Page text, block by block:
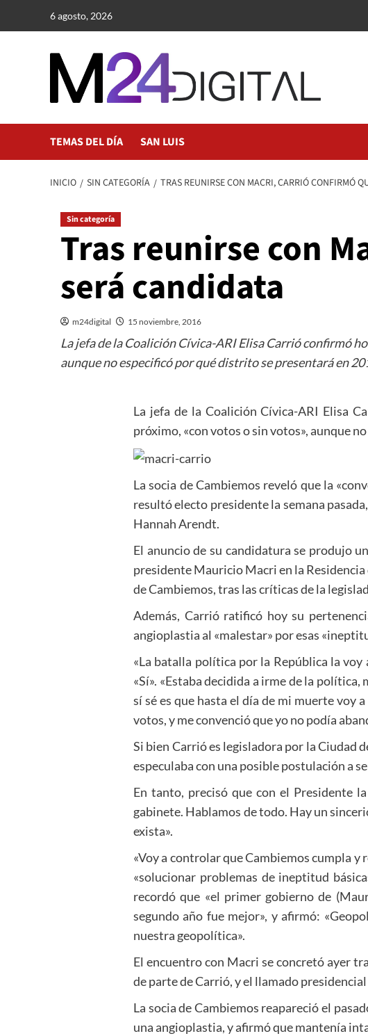
6 agosto, 2026
TEMAS DEL DÍA SAN LUIS
INICIO SIN CATEGORÍA TRAS REUNIRSE CON MACRI, CARRIÓ CONFIRMÓ
Sin categoría
Tras reunirse con
será candidata
m24digital 15 noviembre, 2016
La jefa de la Coalición Cívica-ARI Elisa Carrió confirmó
aunque no especificó por qué distrito se presentará en
La jefa de la Coalición Cívica-ARI Elisa
próximo, «con votos o sin votos», aunque
La socia de Cambiemos reveló que la
resultó electo presidente la semana
Hannah Arendt.
El anuncio de su candidatura se produjo
presidente Mauricio Macri en la
de Cambiemos, tras las críticas de la
Además, Carrió ratificó hoy su
angioplastia al «malestar» por esas
«La batalla política por la República la voy
«Sí». «Estaba decidida a irme de la política,
sí sé es que hasta el día de mi muerte voy
votos, y me convenció que yo no podía
Si bien Carrió es legisladora por la Ciudad
especulaba con una posible postulación a
En tanto, precisó que con el Presidente
gabinete. Hablamos de todo. Hay un
exista».
«Voy a controlar que Cambiemos cumpla
«solucionar problemas de ineptitud
recordó que «el primer gobierno de
segundo año fue mejor», y afirmó:
nuestra geopolítica».
El encuentro con Macri se concretó ayer
de parte de Carrió, y el llamado
La socia de Cambiemos reapareció el
una angioplastia, y afirmó que mantenía